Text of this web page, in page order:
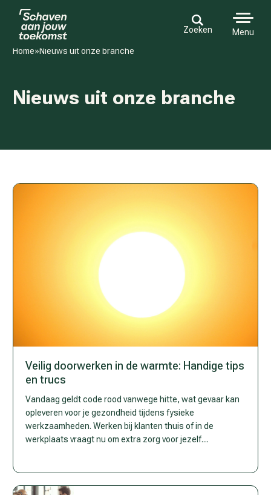
Zoeken
Menu
Home»Nieuws uit onze branche
Nieuws uit onze branche
Veilig doorwerken in de warmte: Handige tips
en trucs
Vandaag geldt code rood vanwege hitte, wat gevaar kan
opleveren voor je gezondheid tijdens fysieke
werkzaamheden. Werken bij klanten thuis of in de
werkplaats vraagt nu om extra zorg voor jezelf....